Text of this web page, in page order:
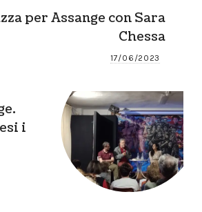
per Assange con Sara
Chessa
17/06/2023
i